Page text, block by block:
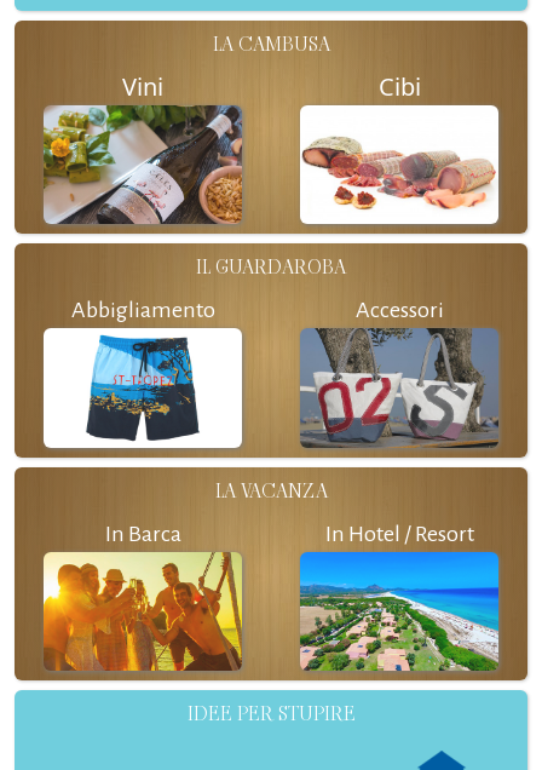
LA CAMBUSA
Vini Cibi
IL GUARDAROBA
Abbigliamento Accessori
LA VACANZA
In Barca In Hotel / Resort
IDEE PER STUPIRE